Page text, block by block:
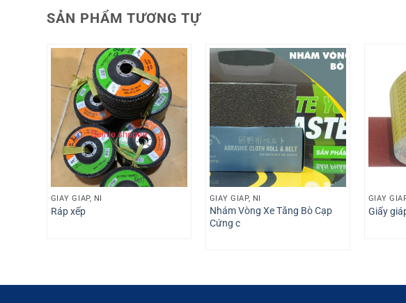
SẢN PHẨM TƯƠNG TỰ
GIẤY GIÁP, NỈ
Ráp xếp
GIẤY GIÁP, NỈ
Nhám Vòng Xe Tăng Bò Cạp
Cứng c
GIẤY
Giấy